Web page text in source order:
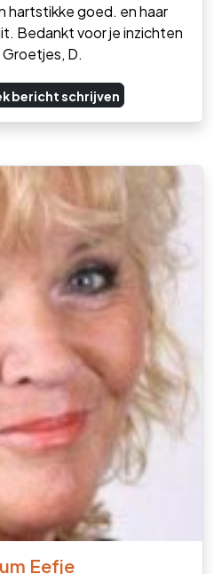
hartstikke goed. en haar
Bedankt voor je inzichten
Groetjes, D.
bericht schrijven
Eefje